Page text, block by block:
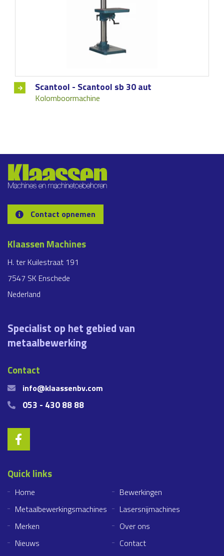
Scantool - Scantool sb 30 aut
Kolomboormachine
Contact opnemen
Klaassen Machines
H. ter Kuilestraat 191
7547 SK Enschede
Nederland
Specialist op het gebied van
metaalbewerking
Contact
info@klaassenbv.com
053 - 430 88 88
Quick links
Home
Bewerkingen
Metaalbewerkingsmachines
Lasersnijmachines
Merken
Over ons
Nieuws
Contact